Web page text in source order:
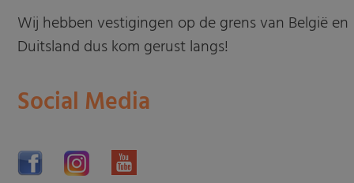
Wij hebben vestigingen op de grens van België en
Duitsland dus kom gerust langs!
Social Media